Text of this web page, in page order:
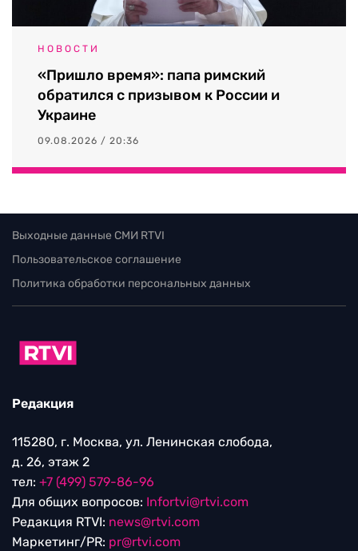
НОВОСТИ
«Пришло время»: папа римский
обратился с призывом к России и
Украине
09.08.2026 / 20:36
Выходные данные СМИ RTVI
Пользовательское соглашение
Политика обработки персональных данных
Редакция
115280, г. Москва, ул. Ленинская слобода,
д. 26, этаж 2
тел: +7 (499) 579-86-96
Для общих вопросов: Infortvi@rtvi.com
Редакция RTVI: news@rtvi.com
Маркетинг/PR: pr@rtvi.com